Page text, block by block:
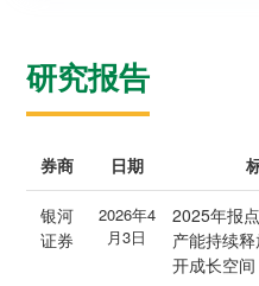
研究报告
券商 日期
银河
证券
2026年4
月3日
2025年报
产能持续
开成长空间